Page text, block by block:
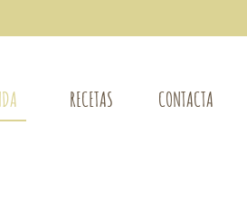
RECETAS CONTACTA